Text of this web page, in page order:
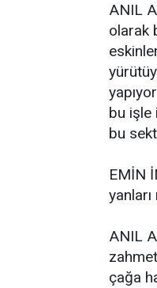
ANIL
olarak
bu işle
bu
EMİN
ANIL
çağa